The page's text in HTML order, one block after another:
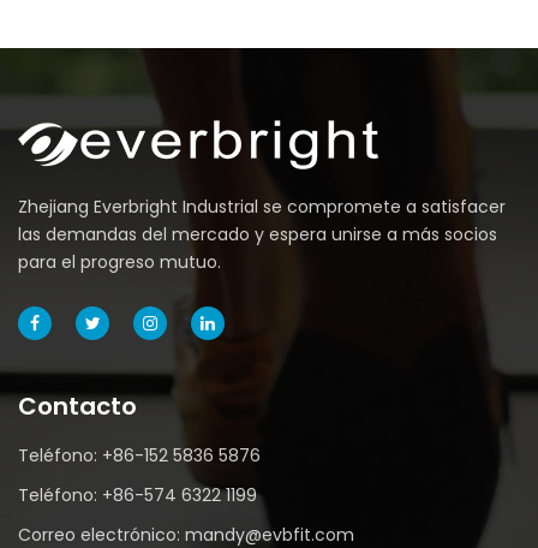
Zhejiang Everbright Industrial se compromete a satisfacer
las demandas del mercado y espera unirse a más socios
para el progreso mutuo.
Contacto
Teléfono: +86-152 5836 5876
Teléfono: +86-574 6322 1199
Correo electrónico: mandy@evbfit.com